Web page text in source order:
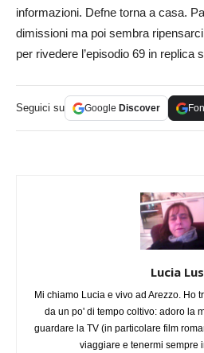
informazioni. Defne torna a casa.
dimissioni ma poi sembra
per rivedere l’episodio 69 in replica
Seguici su Google Discover
Lucia
Mi chiamo Lucia e vivo ad Arezzo. Ho
da un po' di tempo coltivo: adoro la
guardare la TV (in particolare film
viaggiare e tenermi sempre